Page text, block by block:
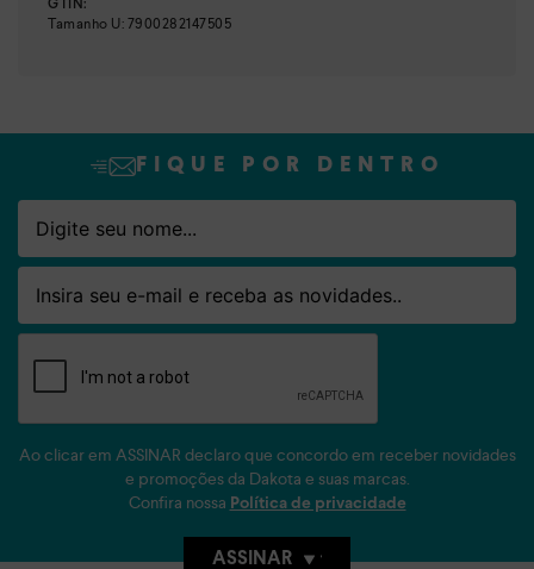
GTIN:
Tamanho U:7900282147505
FIQUE POR DENTRO
Nome
Email
Ao clicar em ASSINAR declaro que concordo em receber novidades
e promoções da Dakota e suas marcas.
Confira nossa Política de privacidade
ASSINAR